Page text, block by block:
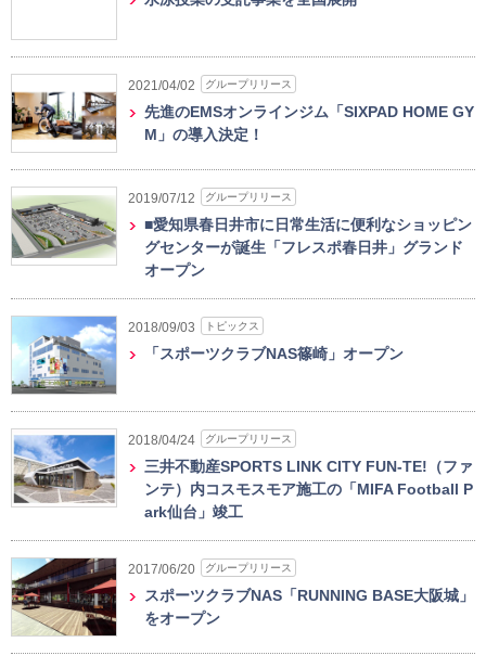
2021/04/02 グループリリース
先進のEMSオンラインジム「SIXPAD HOME GY
M」の導入決定！
2019/07/12 グループリリース
■愛知県春日井市に日常生活に便利なショッピン
グセンターが誕生「フレスポ春日井」グランド
オープン
2018/09/03 トピックス
「スポーツクラブNAS篠崎」オープン
2018/04/24 グループリリース
三井不動産SPORTS LINK CITY FUN-TE!（ファ
ンテ）内コスモスモア施工の「MIFA Football P
ark仙台」竣工
2017/06/20 グループリリース
スポーツクラブNAS「RUNNING BASE大阪城」
をオープン